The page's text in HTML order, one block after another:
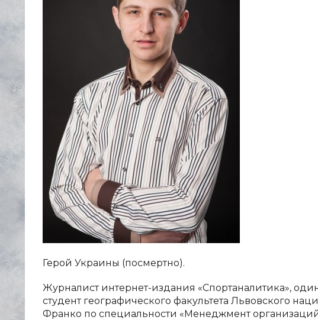
Герой Украины (посмертно).
Журналист интернет-издания «Спортаналитика»,
студент географического факультета Львовского
Франко по специальности «Менеджмент